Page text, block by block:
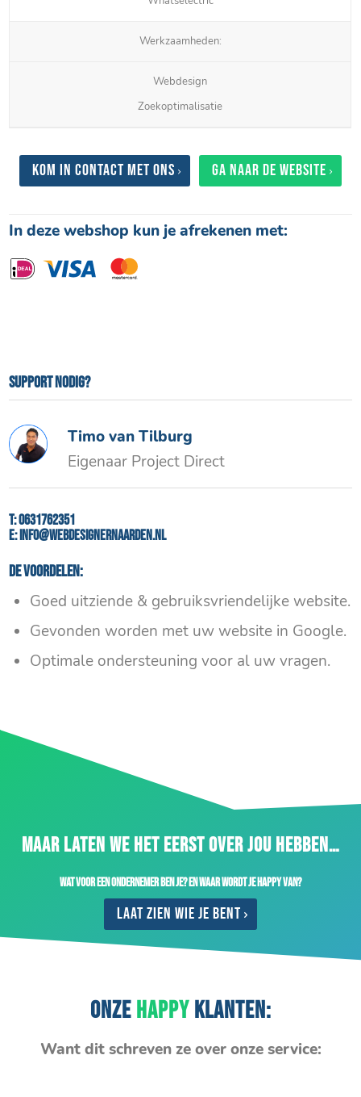
Werkzaamheden:
Webdesign
Zoekoptimalisatie
Kom in contact met ons Ga naar de website
In deze webshop kun je afrekenen met:
Support nodig?
Timo van Tilburg
Eigenaar Project Direct
T:0631762351
E: info@webdesignernaarden.nl
De voordelen:
Goed uitziende & gebruiksvriendelijke website.
Gevonden worden met uw website in Google.
Optimale ondersteuning voor al uw vragen.
MAAR LATEN WE HET EERST OVER JOU HEBBEN…
Wat voor een ondernemer ben je? En waar wordt je happy van?
Laat zien wie je bent
ONZEHAPPYKLANTEN:
Want dit schreven ze over onze service: